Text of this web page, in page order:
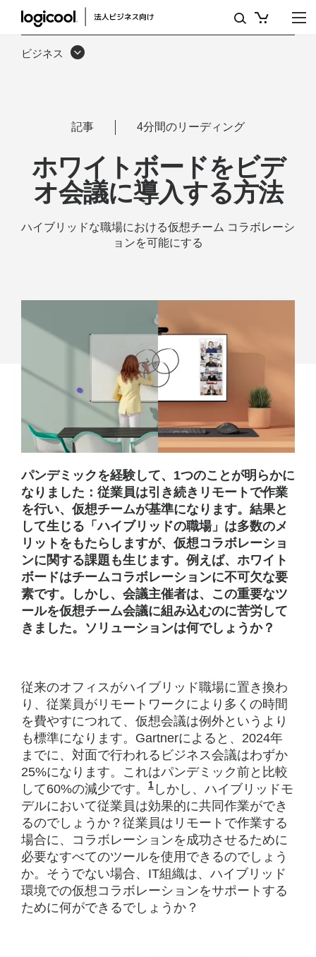
仮
想
ド
デ
オ
議
導
入
す
る
方
法
ビジネス
記事 4分間のリーディング
ホワイトボードをビデ
オ会議に導入する方法
ハイブリッドな職場における仮想チーム コラボレーシ
ョンを可能にする
パンデミックを経験して、1つのことが明らかに
なりました：従業員は引き続きリモートで作業
を行い、仮想チームが基準になります。結果と
して生じる「ハイブリッドの職場」は多数のメ
リットをもたらしますが、仮想コラボレーショ
ンに関する課題も生じます。例えば、ホワイト
ボードはチームコラボレーションに不可欠な要
素です。しかし、会議主催者は、この重要なツ
ールを仮想チーム会議に組み込むのに苦労して
きました。ソリューションは何でしょうか？
従来のオフィスがハイブリッド職場に置き換わ
り、従業員がリモートワークにより多くの時間
を費やすにつれて、仮想会議は例外というより
も標準になります。Gartnerによると、2024年
までに、対面で行われるビジネス会議はわずか
25%になります。これはパンデミック前と比較
して60%の減少です。
1 Gartnerによると、2020年
しかし、ハイブリッドモ
デルにおいて従業員は効果的に共同作業ができ
るのでしょうか？従業員はリモートで作業する
場合に、コラボレーションを成功させるために
必要なすべてのツールを使用できるのでしょう
か。そうでない場合、IT組織は、ハイブリッド
環境での仮想コラボレーションをサポートする
ために何ができるでしょうか？